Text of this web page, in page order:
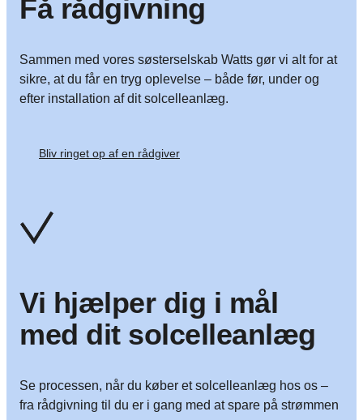
Få rådgivning
Sammen med vores søsterselskab Watts gør vi alt for at
sikre, at du får en tryg oplevelse – både før, under og
efter installation af dit solcelleanlæg.
Bliv ringet op af en rådgiver
Vi hjælper dig i mål
med dit solcelleanlæg
Se processen, når du køber et solcelleanlæg hos os –
fra rådgivning til du er i gang med at spare på strømmen